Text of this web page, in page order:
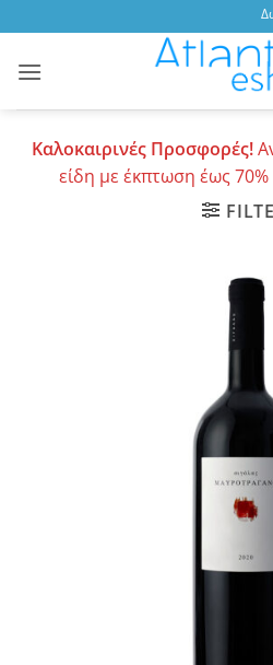
to
content
Καλοκαιρινές Προσφορές!
είδη με έκπτωση έως